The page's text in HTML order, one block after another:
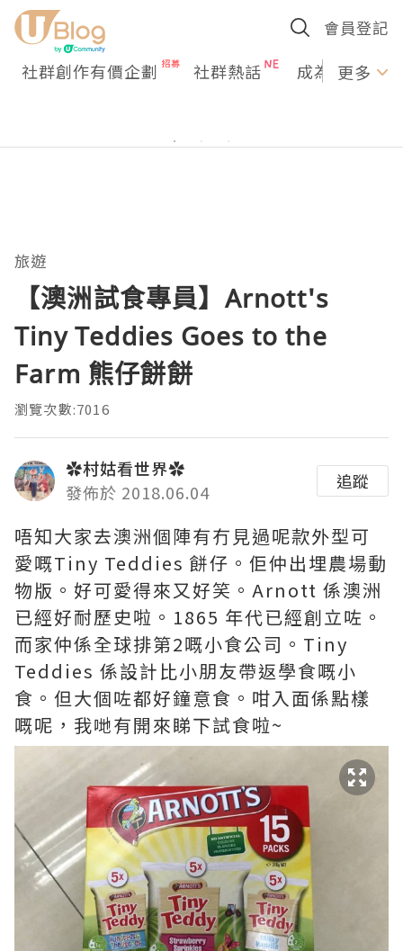
會員登記
社群創作有價企劃 社群熱話 成為U更多
旅遊
【澳洲試食專員】Arnott's
Tiny Teddies Goes to the
Farm 熊仔餅餅
瀏覽次數:7016
✿村姑看世界✿
發佈於 2018.06.04
追蹤
唔知大家去澳洲個陣有冇見過呢款外型可
愛嘅Tiny Teddies 餅仔。佢仲出埋農場動
物版。好可愛得來又好笑。Arnott 係澳洲
已經好耐歷史啦。1865 年代已經創立咗。
而家仲係全球排第2嘅小食公司。Tiny
Teddies 係設計比小朋友帶返學食嘅小
食。但大個咗都好鐘意食。咁入面係點樣
嘅呢，我哋有開來睇下試食啦~